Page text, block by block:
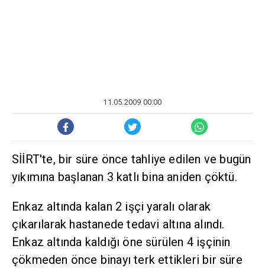
11.05.2009 00:00
SİİRT'te, bir süre önce tahliye edilen ve bugün
yıkımına başlanan 3 katlı bina aniden çöktü.
Enkaz altında kalan 2 işçi yaralı olarak
çıkarılarak hastanede tedavi altına alındı.
Enkaz altında kaldığı öne sürülen 4 işçinin
çökmeden önce binayı terk ettikleri bir süre